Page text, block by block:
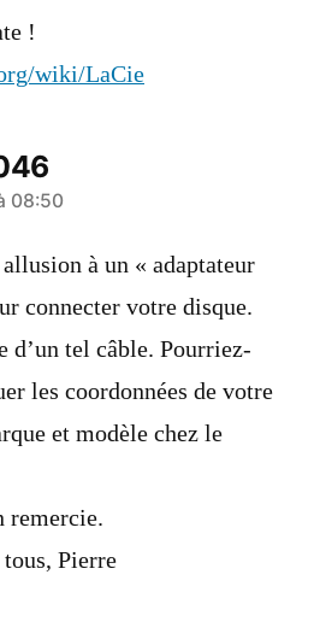
!
wiki/LaCie
08:50
à un « adaptateur
connecter votre disque.
d’un tel câble. Pourriez-
les coordonnées de votre
et modèle chez le
remercie.
Pierre